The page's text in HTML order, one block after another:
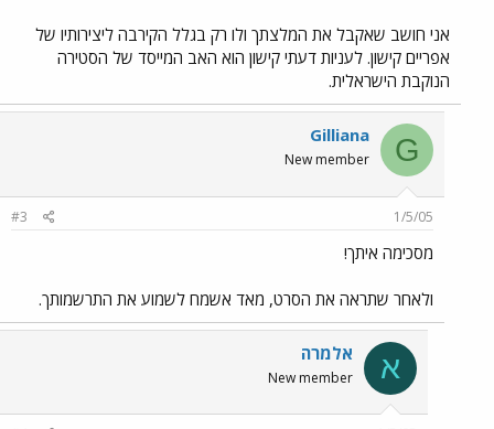
אני חושב שאקבל את המלצתך ולו רק בגלל הקירבה ליצירותיו של
אפריים קישון. לעניות דעתי קישון הוא האב המייסד של הסטירה
הנוקבת הישראלית.
G
Gilliana
New member
1/5/05
#3
מסכימה איתך!
ולאחר שתראה את הסרט, מאד אשמח לשמוע את התרשמותך.
א אלמרה
New member